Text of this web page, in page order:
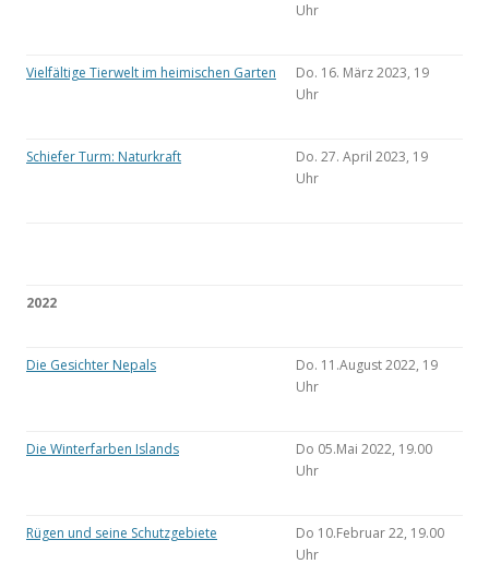
Uhr
Vielfältige Tierwelt im heimischen Garten
Do. 16. März 2023, 19
Uhr
Schiefer Turm: Naturkraft
Do. 27. April 2023, 19
Uhr
2022
Die Gesichter Nepals
Do. 11.August 2022, 19
Uhr
Die Winterfarben Islands
Do 05.Mai 2022, 19.00
Uhr
Rügen und seine Schutzgebiete
Do 10.Februar 22, 19.00
Uhr